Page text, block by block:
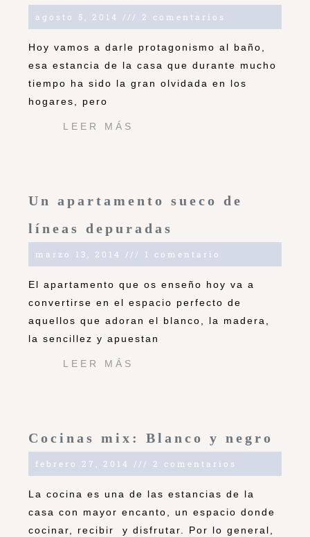
agosto 5, 2014 2 comentarios
Hoy vamos a darle protagonismo al baño,
esa estancia de la casa que durante mucho
tiempo ha sido la gran olvidada en los
hogares, pero
LEER MÁS
Un apartamento sueco de
líneas depuradas
marzo 13, 2014 1 comentario
El apartamento que os enseño hoy va a
convertirse en el espacio perfecto de
aquellos que adoran el blanco, la madera,
la sencillez y apuestan
LEER MÁS
Cocinas mix: Blanco y negro
febrero 27, 2014 2 comentarios
La cocina es una de las estancias de la
casa con mayor encanto, un espacio donde
cocinar, recibir y disfrutar. Por lo general,